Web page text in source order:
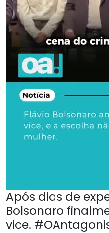
Após dias de
Bolsonaro
vice.